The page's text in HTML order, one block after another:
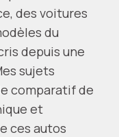
des voitures
du
depuis une
sujets
comparatif de
et
ces autos